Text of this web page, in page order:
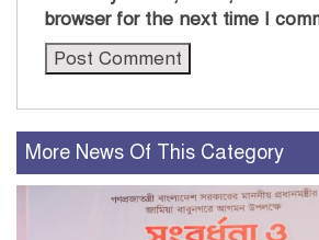
browser for the next time I
More News Of This Category